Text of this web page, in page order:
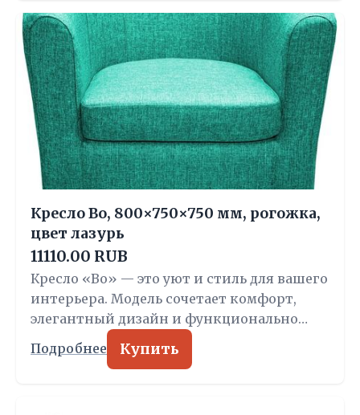
Кресло Bo, 800×750×750 мм, рогожка,
цвет лазурь
11110.00 RUB
Кресло «Bo» — это уют и стиль для вашего
интерьера. Модель сочетает комфорт,
элегантный дизайн и функционально…
Подробнее Купить